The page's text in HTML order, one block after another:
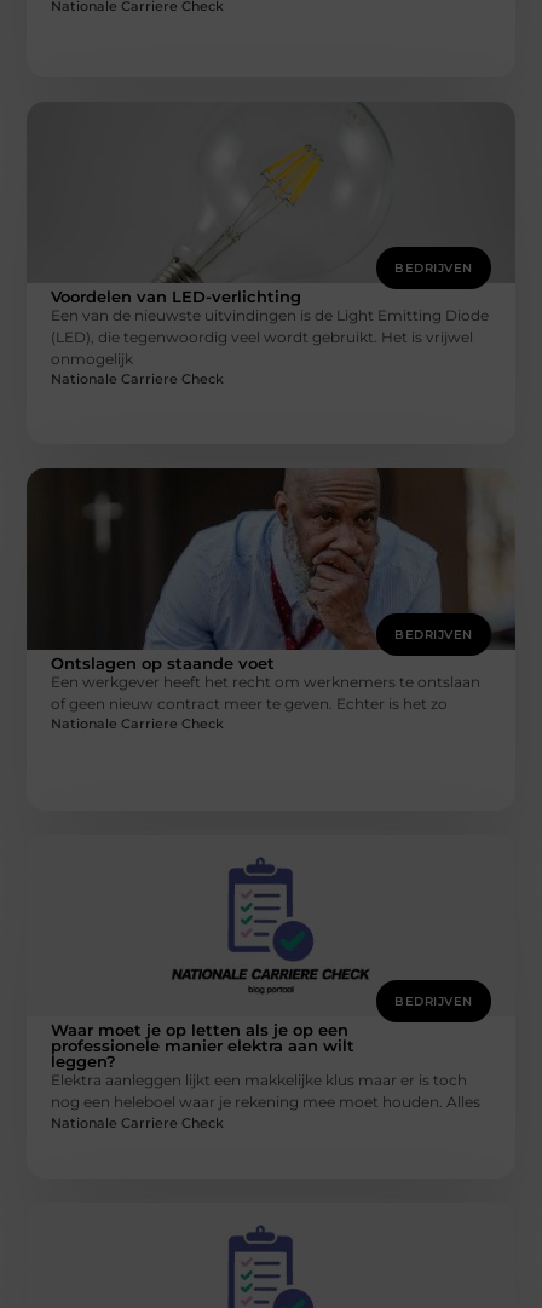
Nationale Carriere Check
BEDRIJVEN
Voordelen van LED-verlichting
Een van de nieuwste uitvindingen is de Light Emitting Diode
(LED), die tegenwoordig veel wordt gebruikt. Het is vrijwel
onmogelijk
Nationale Carriere Check
BEDRIJVEN
Ontslagen op staande voet
Een werkgever heeft het recht om werknemers te ontslaan
of geen nieuw contract meer te geven. Echter is het zo
Nationale Carriere Check
BEDRIJVEN
Waar moet je op letten als je op een
professionele manier elektra aan wilt
leggen?
Elektra aanleggen lijkt een makkelijke klus maar er is toch
nog een heleboel waar je rekening mee moet houden. Alles
Nationale Carriere Check